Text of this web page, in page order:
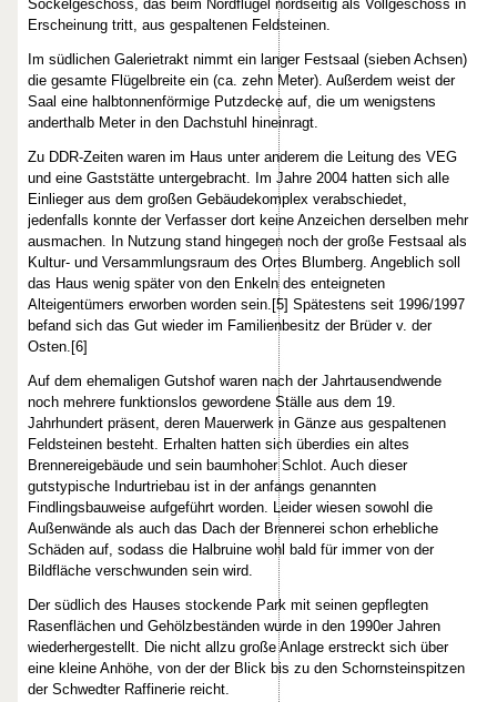
Sockelgeschoss, das beim Nordflügel nordseitig als Vollgeschoss in
Erscheinung tritt, aus gespaltenen Feldsteinen.
Im südlichen Galerietrakt nimmt ein langer Festsaal (sieben Achsen)
die gesamte Flügelbreite ein (ca. zehn Meter). Außerdem weist der
Saal eine halbtonnenförmige Putzdecke auf, die um wenigstens
anderthalb Meter in den Dachstuhl hineinragt.
Zu DDR-Zeiten waren im Haus unter anderem die Leitung des VEG
und eine Gaststätte untergebracht. Im Jahre 2004 hatten sich alle
Einlieger aus dem großen Gebäudekomplex verabschiedet,
jedenfalls konnte der Verfasser dort keine Anzeichen derselben mehr
ausmachen. In Nutzung stand hingegen noch der große Festsaal als
Kultur- und Versammlungsraum des Ortes Blumberg. Angeblich soll
das Haus wenig später von den Enkeln des enteigneten
Alteigentümers erworben worden sein.[5] Spätestens seit 1996/1997
befand sich das Gut wieder im Familienbesitz der Brüder v. der
Osten.[6]
Auf dem ehemaligen Gutshof waren nach der Jahrtausendwende
noch mehrere funktionslos gewordene Ställe aus dem 19.
Jahrhundert präsent, deren Mauerwerk in Gänze aus gespaltenen
Feldsteinen besteht. Erhalten hatten sich überdies ein altes
Brennereigebäude und sein baumhoher Schlot. Auch dieser
gutstypische Indurtriebau ist in der anfangs genannten
Findlingsbauweise aufgeführt worden. Leider wiesen sowohl die
Außenwände als auch das Dach der Brennerei schon erhebliche
Schäden auf, sodass die Halbruine wohl bald für immer von der
Bildfläche verschwunden sein wird.
Der südlich des Hauses stockende Park mit seinen gepflegten
Rasenflächen und Gehölzbeständen wurde in den 1990er Jahren
wiederhergestellt. Die nicht allzu große Anlage erstreckt sich über
eine kleine Anhöhe, von der der Blick bis zu den Schornsteinspitzen
der Schwedter Raffinerie reicht.